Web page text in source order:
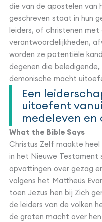
die van de apostelen van
geschreven staat in hun
leiders, of christenen
verantwoordelijkheden,
worden ze potentiële
degenen die
demonische macht
Een
uitoefent
medeleven en
What the Bible Says
Christus Zelf maakte
in het Nieuwe Testament
opvattingen over gezag
volgens het Mattheüs
toen Jezus hen bij Zich
de leiders van de volken
de groten macht over